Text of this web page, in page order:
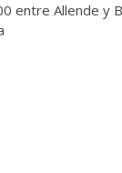
entre Allende y